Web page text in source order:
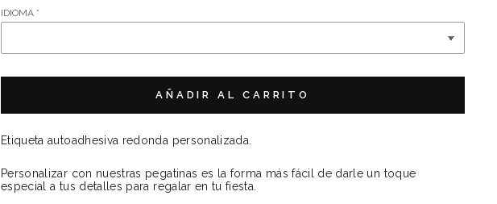
IDIOMA
AÑADIR AL CARRITO
Etiqueta autoadhesiva redonda personalizada.
Personalizar con nuestras pegatinas es la forma más fácil de darle un toque
especial a tus detalles para regalar en tu fiesta.